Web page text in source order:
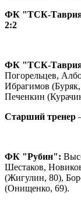
ФК "ТСК-
2:2
ФК "ТСК-
Погорельцев,
Ибрагимов
Печенкин
Старший тренер
ФК "Рубин":
Шестаков,
(Жигулин, 80),
(Онищенко, 69).